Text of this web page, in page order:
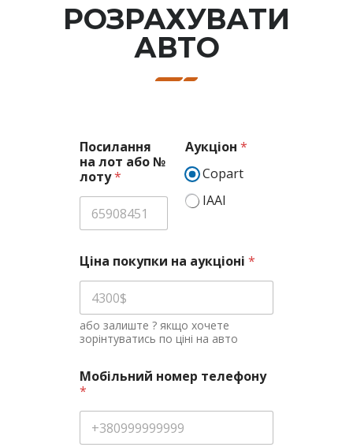
РОЗРАХУВАТИ
АВТО
Посилання
на лот або №
лоту*
Аукціон *
Copart
IAAI
Ціна покупки на аукціоні *
або залиште ? якщо хочете
зорінтуватись по ціні на авто
Мобільний номер телефону
*